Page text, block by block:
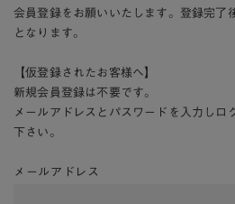
会員登録をお願いいたします。登録完了
となります。
【仮登録されたお客様へ】
新規会員登録は不要です。
メールアドレスとパスワードを入力しロ
下さい。
メールアドレス